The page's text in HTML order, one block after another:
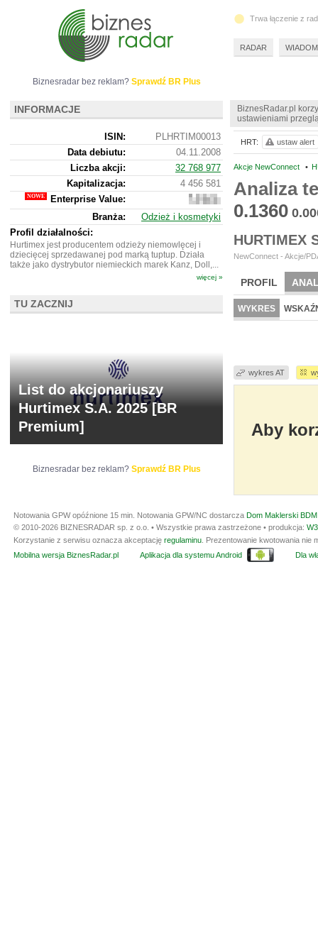
BiznesRadar.pl
ustawieniami
Akcje NewConnect •
Analiza
0.1360
HURTIMEX
NewConnect - Akcje/
PROFIL
BR LAB
WYKRES
wykres AT
Aby
HRT: ustaw alert
Biznesradar bez reklam? Sprawdź BR Plus
INFORMACJE
ISIN:
PLHRTIM00013
Data debiutu:
04.11.2008
Liczba akcji:
32 768 977
Kapitalizacja:
4 456 581
Enterprise Value:
878
581
Branża:
Odzież i kosmetyki
Profil działalności:
Hurtimex jest producentem odzieży niemowlęcej i
dziecięcej sprzedawanej pod marką tuptup. Działa
także jako dystrybutor niemieckich marek Kanz, Doll,...
więcej »
TU ZACZNIJ
List do akcjonariuszy
Hurtimex S.A. 2025 [BR
Premium]
Biznesradar bez reklam? Sprawdź BR Plus
Trwa łączenie z
RADAR
Notowania GPW opóźnione 15 min. Notowania GPW/NC dostarcza Dom Maklerski
© 2010-2026 BIZNESRADAR sp. z o.o. • Wszystkie prawa zastrzeżone • produkcja:
Korzystanie z serwisu oznacza akceptację regulaminu . Prezentowanie kwotowania
Mobilna wersja BiznesRadar.pl
Aplikacja dla systemu Android Dla